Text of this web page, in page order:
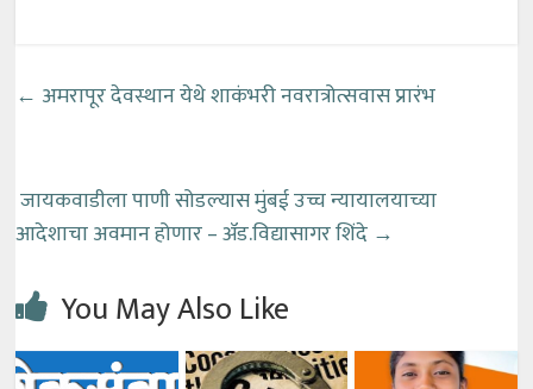
← अमरापूर देवस्थान येथे शाकंभरी नवरात्रोत्सवास प्रारंभ
जायकवाडीला पाणी सोडल्यास मुंबई उच्च न्यायालयाच्या
आदेशाचा अवमान होणार – ॲड.विद्यासागर शिंदे →
You May Also Like